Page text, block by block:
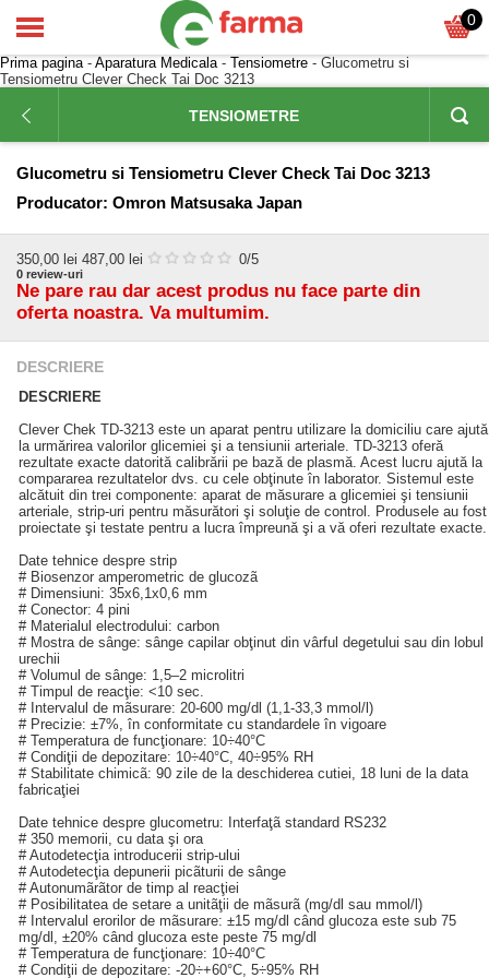
0
Prima pagina- Aparatura Medicala- Tensiometre - Glucometru si
Tensiometru Clever Check Tai Doc 3213
TENSIOMETRE
Glucometru si Tensiometru Clever Check Tai Doc 3213
Producator: Omron Matsusaka Japan
350,00 lei 487,00 lei 0/5
0 review-uri
Ne pare rau dar acest produs nu face parte din
oferta noastra. Va multumim.
DESCRIERE
DESCRIERE
Clever Chek TD-3213 este un aparat pentru utilizare la domiciliu care ajută
la urmărirea valorilor glicemiei şi a tensiunii arteriale. TD-3213 oferă
rezultate exacte datorită calibrării pe bază de plasmă. Acest lucru ajută la
compararea rezultatelor dvs. cu cele obţinute în laborator. Sistemul este
alcătuit din trei componente: aparat de măsurare a glicemiei şi tensiunii
arteriale, strip-uri pentru măsurători şi soluţie de control. Produsele au fost
proiectate şi testate pentru a lucra împreună şi a vă oferi rezultate exacte.
Date tehnice despre strip
# Biosenzor amperometric de glucozã
# Dimensiuni: 35x6,1x0,6 mm
# Conector: 4 pini
# Materialul electrodului: carbon
# Mostra de sânge: sânge capilar obţinut din vârful degetului sau din lobul
urechii
# Volumul de sânge: 1,5–2 microlitri
# Timpul de reacţie: <10 sec.
# Intervalul de mãsurare: 20-600 mg/dl (1,1-33,3 mmol/l)
# Precizie: ±7%, în conformitate cu standardele în vigoare
# Temperatura de funcţionare: 10÷40°C
# Condiţii de depozitare: 10÷40°C, 40÷95% RH
# Stabilitate chimicã: 90 zile de la deschiderea cutiei, 18 luni de la data
fabricaţiei
Date tehnice despre glucometru: Interfaţã standard RS232
# 350 memorii, cu data şi ora
# Autodetecţia introducerii strip-ului
# Autodetecţia depunerii picãturii de sânge
# Autonumãrãtor de timp al reacţiei
# Posibilitatea de setare a unitãţii de mãsurã (mg/dl sau mmol/l)
# Intervalul erorilor de mãsurare: ±15 mg/dl când glucoza este sub 75
mg/dl, ±20% când glucoza este peste 75 mg/dl
# Temperatura de funcţionare: 10÷40°C
# Condiţii de depozitare: -20÷+60°C, 5÷95% RH